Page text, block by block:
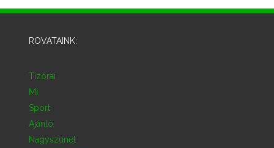
ROVATAINK:
Tízórai
Mi
Sport
Ajánló
Nagyszünet